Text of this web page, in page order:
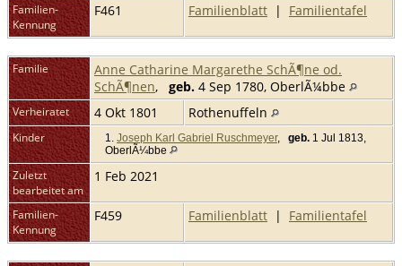
Familien-
Kennung
F461 Familienblatt | Familientafel
Familie
Anne Catharine Margarethe SchÃ¶ne od.
SchÃ¶nen, geb. 4 Sep 1780, OberlÃ¼bbe
Verheiratet 4 Okt 1801 Rothenuffeln
Kinder 1. Joseph Karl Gabriel Ruschmeyer, geb. 1 Jul 1813,
OberlÃ¼bbe
Zuletzt
bearbeitet am
1 Feb 2021
Familien-
Kennung
F459 Familienblatt | Familientafel